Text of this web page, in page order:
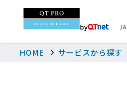
by JA
HOME サービスから探す